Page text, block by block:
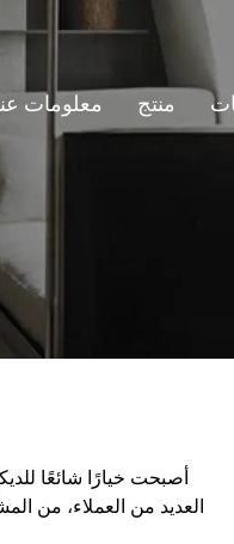
معلومات منتج
أصبحت خيارًا شائعًا
العديد من العملاء، من